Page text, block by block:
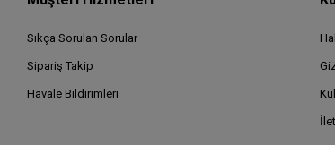
Sıkça Sorulan Sorular
Sipariş Takip
Havale Bildirimleri